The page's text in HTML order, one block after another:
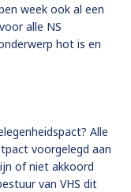
week ook al een
alle NS
hot is en
Alle
voorgelegd aan
of niet akkoord
van VHS dit